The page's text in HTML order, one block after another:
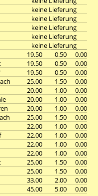
keine Lieferung
keine Lieferung
keine Lieferung
keine Lieferung
keine Lieferung
19.50 0.50
0.00
19.50 0.50
0.00
19.50 0.50
0.00
25.00 1.50
0.00
20.00 1.00
0.00
20.00 1.00
0.00
20.00 1.00
0.00
25.00 1.50
0.00
22.00 1.00
0.00
22.00 1.00
0.00
22.00 1.00
0.00
22.00 1.00
0.00
25.00 1.50
0.00
25.00 1.50
0.00
33.00 2.00
0.00
45.00 5.00
0.00